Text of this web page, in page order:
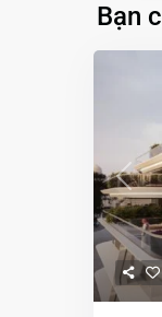
Bạn